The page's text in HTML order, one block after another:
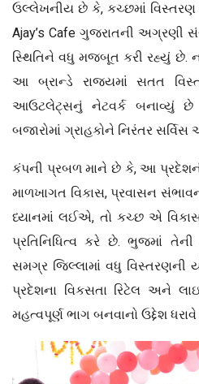
ઉલ્લેખનીય છે કે, કચ્છમાં
Ajay’s Cafe ગુજરાતની અગ્રણી
સ્થિતિને વધુ મજબૂત કરી રહ્યું છે.
આ બ્રાન્ડે રાજ્યમાં સતત
આઉટલેટ્સનું નેટવર્ક બનાવ્યું
બજારોમાં ગ્રાહકોને નિરંતર સર્વિસ
કંપની પ્રબળ માને છે કે, આ
માળખાગત વિકાસ, પ્રવાસન
ધ્યાનમાં લઈએ, તો કચ્છ એ
પ્રતિનિધિત્વ કરે છે. ભુજમાં
સમગ્ર જિલ્લામાં વધુ વિસ્તરણની
પ્રદેશના વિકસતા રિટેલ અને
મહત્વપૂર્ણ ભાગ બનવાનો ઉદ્દેશ